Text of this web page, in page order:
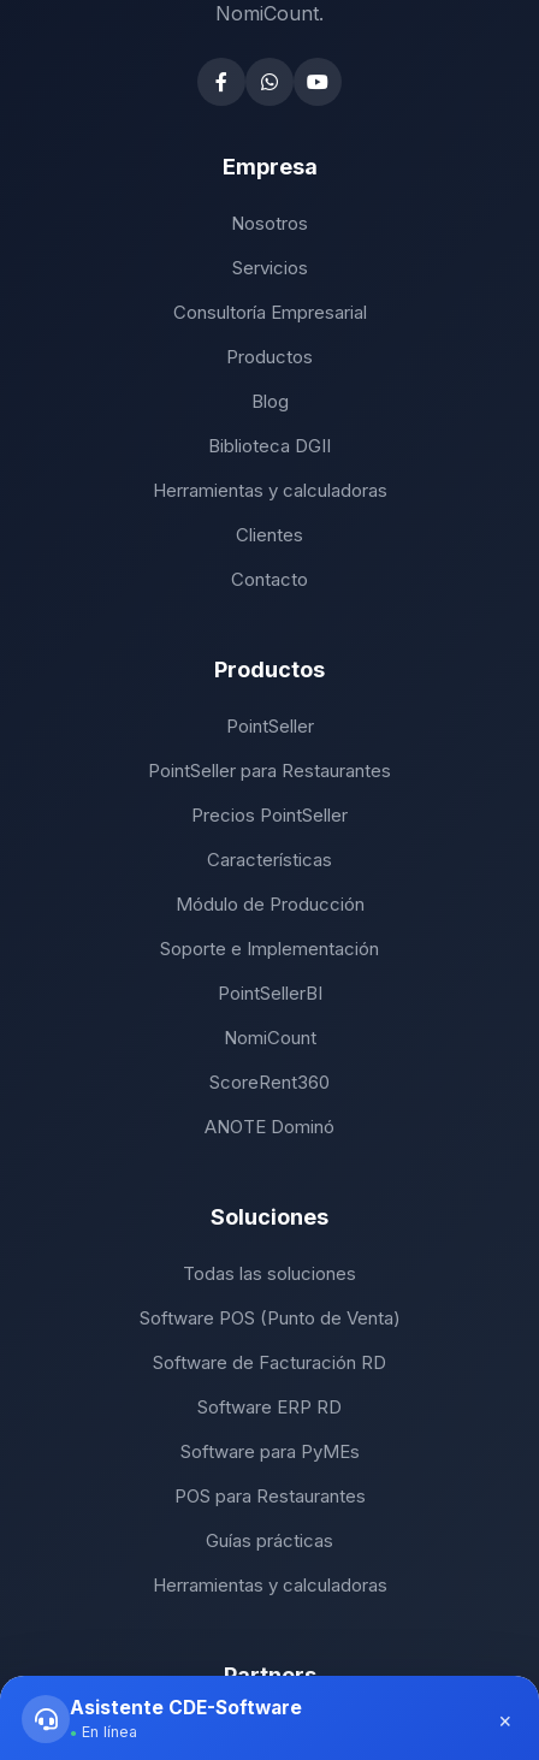
NomiCount.
Empresa
Nosotros
Servicios
Consultoría Empresarial
Productos
Blog
Biblioteca DGII
Herramientas y calculadoras
Clientes
Contacto
Productos
PointSeller
PointSeller para Restaurantes
Precios PointSeller
Características
Módulo de Producción
Soporte e Implementación
PointSellerBI
NomiCount
ScoreRent360
ANOTE Dominó
Soluciones
Todas las soluciones
Software POS (Punto de Venta)
Software de Facturación RD
Software ERP RD
Software para PyMEs
POS para Restaurantes
Guías prácticas
Herramientas y calculadoras
Partners
Asistente CDE-Software
En línea ×